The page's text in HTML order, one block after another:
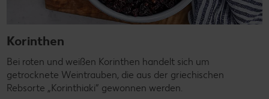
Korinthen
Bei roten und weißen Korinthen handelt sich um
getrocknete Weintrauben, die aus der griechischen
Rebsorte „Korinthiaki“ gewonnen werden.